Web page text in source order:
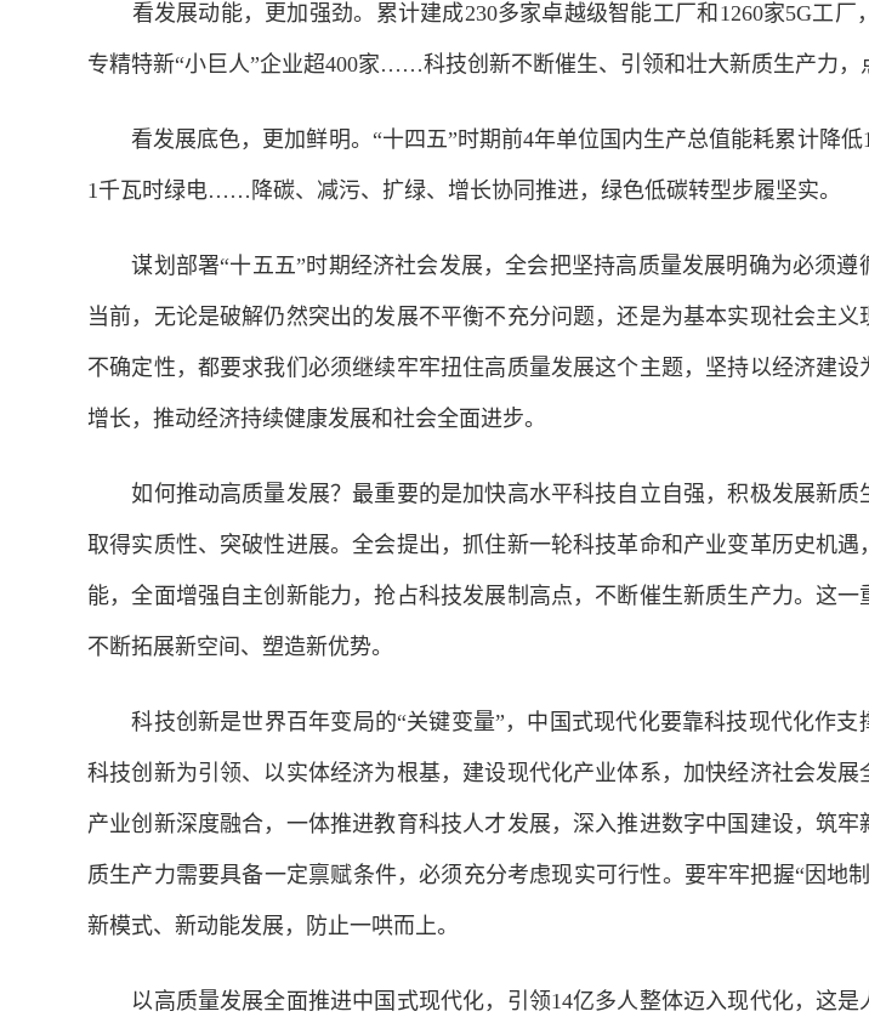
看发展动能，更加强劲。累计建成230多家卓越级智能工厂和1260家5G工厂
专精特新“小巨人”企业超400家……科技创新不断催生、引领和壮大新质生产力，
看发展底色，更加鲜明。“十四五”时期前4年单位国内生产总值能耗累计降低
1千瓦时绿电……降碳、减污、扩绿、增长协同推进，绿色低碳转型步履坚实。
谋划部署“十五五”时期经济社会发展，全会把坚持高质量发展明确为必须遵
当前，无论是破解仍然突出的发展不平衡不充分问题，还是为基本实现社会主
不确定性，都要求我们必须继续牢牢扭住高质量发展这个主题，坚持以经济建
增长，推动经济持续健康发展和社会全面进步。
如何推动高质量发展？最重要的是加快高水平科技自立自强，积极发展新质
取得实质性、突破性进展。全会提出，抓住新一轮科技革命和产业变革历史机
能，全面增强自主创新能力，抢占科技发展制高点，不断催生新质生产力。这
不断拓展新空间、塑造新优势。
科技创新是世界百年变局的“关键变量”，中国式现代化要靠科技现代化作支
科技创新为引领、以实体经济为根基，建设现代化产业体系，加快经济社会发
产业创新深度融合，一体推进教育科技人才发展，深入推进数字中国建设，筑
质生产力需要具备一定禀赋条件，必须充分考虑现实可行性。要牢牢把握“因地
新模式、新动能发展，防止一哄而上。
以高质量发展全面推进中国式现代化，引领14亿多人整体迈入现代化，这是